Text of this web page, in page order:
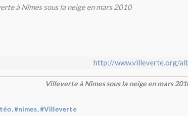
à Nîmes sous la neige en mars 2010
http://www.villeverte.org/
Villeverte à Nîmes sous la neige en mars
,#nimes,#Villeverte